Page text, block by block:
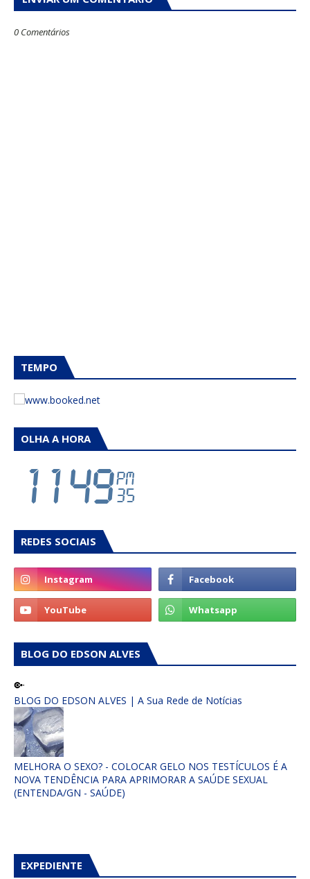
0 Comentários
TEMPO
OLHA A HORA
REDES SOCIAIS
BLOG DO EDSON ALVES
BLOG DO EDSON ALVES | A Sua Rede de Notícias
MELHORA O SEXO? - COLOCAR GELO NOS TESTÍCULOS É A
NOVA TENDÊNCIA PARA APRIMORAR A SAÚDE SEXUAL
(ENTENDA/GN - SAÚDE)
EXPEDIENTE